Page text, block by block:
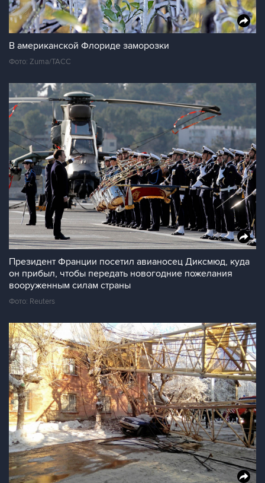
В американской Флориде заморозки
Фото: Zuma/ТАСС
Президент Франции посетил авианосец Диксмюд, куда
он прибыл, чтобы передать новогодние пожелания
вооруженным силам страны
Фото: Reuters